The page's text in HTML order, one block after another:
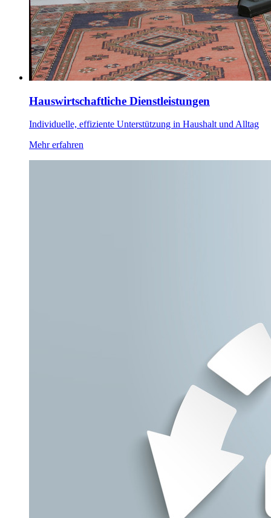
Hauswirtschaftliche Dienstleistungen
Individuelle, effiziente Unterstützung in Haushalt und Alltag
Mehr erfahren